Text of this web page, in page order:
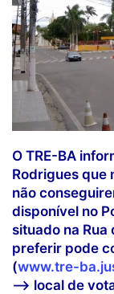
O TRE-BA
Rodrigues que
não
disponível no
situado na Rua
preferir pode
(www.tre-
—> local de